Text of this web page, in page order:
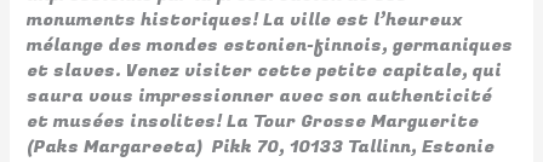
monuments historiques! La ville est l’heureux
mélange des mondes estonien-finnois, germaniques
et slaves. Venez visiter cette petite capitale, qui
saura vous impressionner avec son authenticité
et musées insolites! La Tour Grosse Marguerite
(Paks Margareeta) Pikk 70, 10133 Tallinn, Estonie